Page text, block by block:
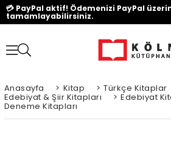
💳 PayPal aktif! Ödemenizi PayPal
tamamlayabilirsiniz.
Anasayfa > Kitap > Türkçe Kitaplar
Edebiyat & Şiir Kitapları > Edebiyat
Deneme Kitapları